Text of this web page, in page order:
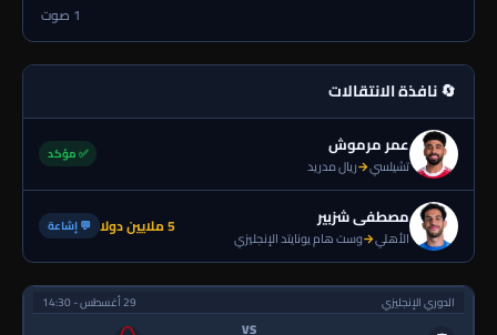
1 صوت
🔄 نافذة الانتقالات
عمر مرموش
تشيلسي→ريال مدريد
✅ مؤكد
مصطفى شزبير
الأهلي→وست هام يونايتد الإنجليزي 5 ملايين دولا 💬 إشاعة
الدوري الإنجليزي 29 أغسطس - 14:30
VS